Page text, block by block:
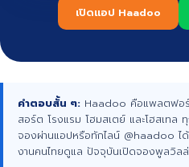
เปิดแอป Haadoo
คำตอบสั้น ๆ: Haadoo คือแพลตฟอ
สอร์ต โรงแรม โฮมสเตย์ และโฮสเทล
จองผ่านแอปหรือทักไลน์ @haadoo ไ
งานคนไทยดูแล ปัจจุบันเปิดจองพูลวิล